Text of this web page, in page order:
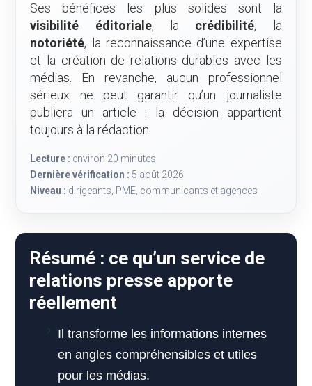
Ses bénéfices les plus solides sont la
visibilité éditoriale, la crédibilité, la
notoriété, la reconnaissance d’une expertise
et la création de relations durables avec les
médias. En revanche, aucun professionnel
sérieux ne peut garantir qu’un journaliste
publiera un article : la décision appartient
toujours à la rédaction.
Lecture : environ 20 minutes
Dernière vérification : 5 août 2026
Niveau : dirigeants, PME, communicants et agences
Résumé : ce qu’un service de
relations presse apporte
réellement
Il transforme les informations internes
en angles compréhensibles et utiles
pour les médias.